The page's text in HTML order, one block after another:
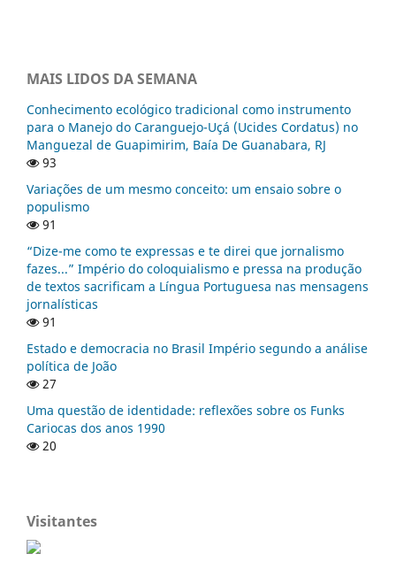
MAIS LIDOS DA SEMANA
Conhecimento ecológico tradicional como instrumento
para o Manejo do Caranguejo-Uçá (Ucides Cordatus) no
Manguezal de Guapimirim, Baía De Guanabara, RJ
93
Variações de um mesmo conceito: um ensaio sobre o
populismo
91
“Dize-me como te expressas e te direi que jornalismo
fazes...” Império do coloquialismo e pressa na produção
de textos sacrificam a Língua Portuguesa nas mensagens
jornalísticas
91
Estado e democracia no Brasil Império segundo a análise
política de João
27
Uma questão de identidade: reflexões sobre os Funks
Cariocas dos anos 1990
20
Visitantes